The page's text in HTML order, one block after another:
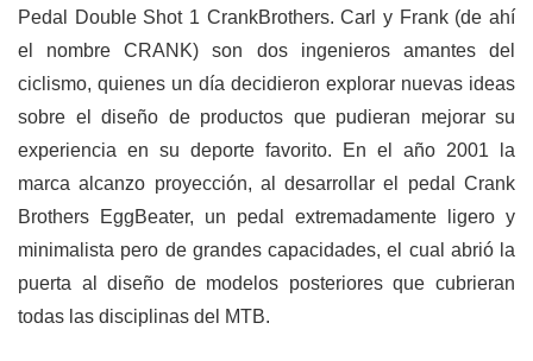
Pedal Double Shot 1 CrankBrothers. Carl y Frank (de ahí
el nombre CRANK) son dos ingenieros amantes del
ciclismo, quienes un día decidieron explorar nuevas ideas
sobre el diseño de productos que pudieran mejorar su
experiencia en su deporte favorito. En el año 2001 la
marca alcanzo proyección, al desarrollar el pedal Crank
Brothers EggBeater, un pedal extremadamente ligero y
minimalista pero de grandes capacidades, el cual abrió la
puerta al diseño de modelos posteriores que cubrieran
todas las disciplinas del MTB.